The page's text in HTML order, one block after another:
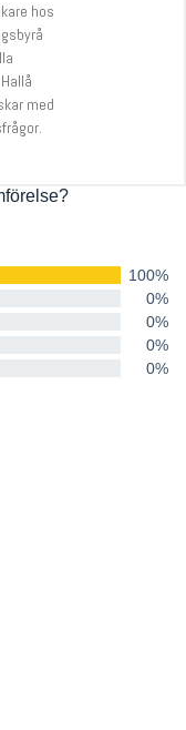
hos
med
100%
0%
0%
0%
0%